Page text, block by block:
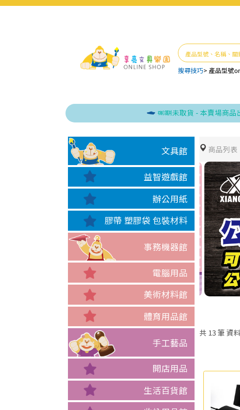
搜尋技巧> 產品型號or
逾期未取貨 - 本賣場商品出貨，
文具館
益智遊戲館
辦公用紙
膠帶 塑膠袋 包裝材料
事務機器館
電腦用品
美術材料館
體育用品館
手工藝品
開店用品
生活百貨館
商品列表
共 13筆 資